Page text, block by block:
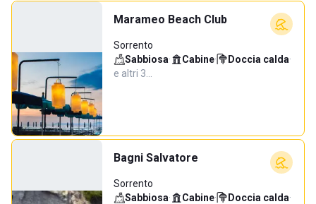
Marameo Beach Club
Sorrento
Sabbiosa· Cabine· Doccia calda·
e altri 3…
Bagni Salvatore
Sorrento
Sabbiosa· Cabine· Doccia calda·